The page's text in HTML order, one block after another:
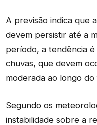
A previsão indica que
devem persistir até a
período, a tendência
chuvas, que devem
moderada ao longo do
Segundo os
instabilidade sobre a